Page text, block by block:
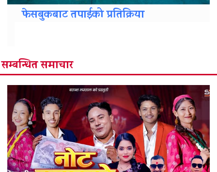
फेसबुकबाट तपाईको प्रतिक्रिया
सम्बन्धित समाचार